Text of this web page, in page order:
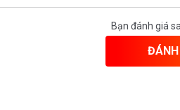
Bạn đánh giá
ĐÁNH